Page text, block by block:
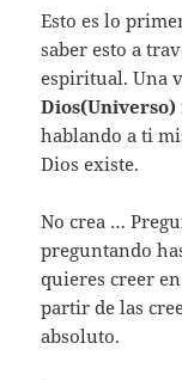
Esto es lo
saber esto a
espiritual. Una
Dios(Universo)
hablando a ti
Dios existe.
No crea …
preguntando
quieres creer
partir de las
absoluto.